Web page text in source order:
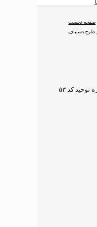
صفحه نخست
طرح دستباف
کد ۵۳